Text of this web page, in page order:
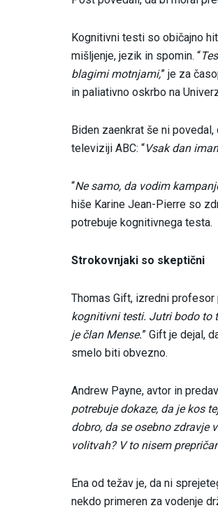
Kognitivni testi so običajno
mišljenje, jezik in spomin. “
blagimi motnjami,” je za
in paliativno oskrbo na
Biden zaenkrat še ni
televiziji ABC: “Vsak dan
“Ne samo, da vodim
hiše Karine Jean-Pierre so
potrebuje kognitivnega testa.
Strokovnjaki so skeptični
Thomas Gift, izredni profesor
kognitivni testi. Jutri bodo to
je član Mense.” Gift je dejal,
smelo biti obvezno.
Andrew Payne, avtor in
potrebuje dokaze, da je kos
dobro, da se osebno zdravje
volitvah? V to nisem
Ena od težav je, da ni
nekdo primeren za vodenje